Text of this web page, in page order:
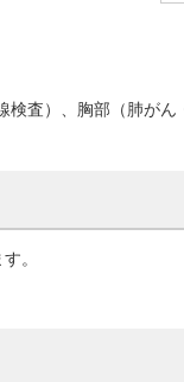
検査）、胸部（肺が
。